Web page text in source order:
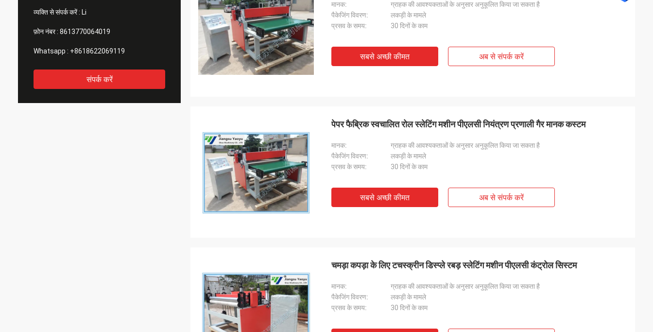
व्यक्ति से संपर्क करें : Li
फ़ोन नंबर : 8613770064019
Whatsapp : +8618622069119
संपर्क करें
मानक:
ग्राहक की आवश्यकताओं के अनुसार अनुकूलित किया जा सकता है
पैकेजिंग विवरण:
लकड़ी के मामले
प्रसव के समय:
30 दिनों के काम
सबसे अच्छी कीमत अब से संपर्क करें
पेपर फैब्रिक स्वचालित रोल स्लेटिंग मशीन पीएलसी नियंत्रण प्रणाली गैर मानक कस्टम
मानक:
ग्राहक की आवश्यकताओं के अनुसार अनुकूलित किया जा सकता है
पैकेजिंग विवरण:
लकड़ी के मामले
प्रसव के समय:
30 दिनों के काम
सबसे अच्छी कीमत अब से संपर्क करें
चमड़ा कपड़ा के लिए टचस्क्रीन डिस्प्ले रबड़ स्लेटिंग मशीन पीएलसी कंट्रोल सिस्टम
मानक:
ग्राहक की आवश्यकताओं के अनुसार अनुकूलित किया जा सकता है
पैकेजिंग विवरण:
लकड़ी के मामले
प्रसव के समय:
30 दिनों के काम